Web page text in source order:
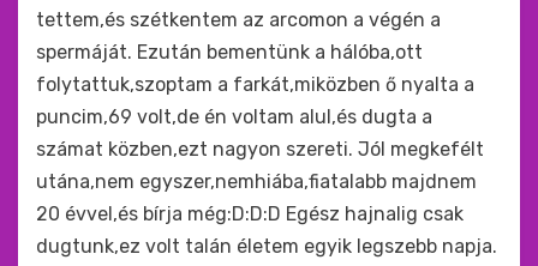
tettem,és szétkentem az arcomon a végén a
spermáját. Ezután bementünk a hálóba,ott
folytattuk,szoptam a farkát,miközben ő nyalta a
puncim,69 volt,de én voltam alul,és dugta a
számat közben,ezt nagyon szereti. Jól megkefélt
utána,nem egyszer,nemhiába,fiatalabb majdnem
20 évvel,és bí­rja még:D:D:D Egész hajnalig csak
dugtunk,ez volt talán életem egyik legszebb napja.